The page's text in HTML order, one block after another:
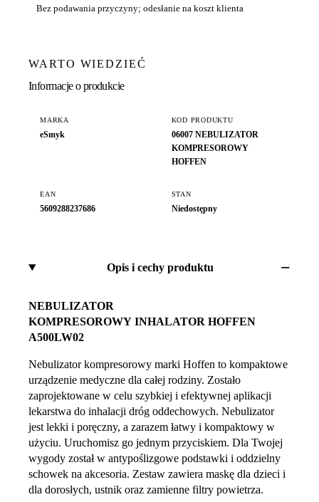
Bez podawania przyczyny; odesłanie na koszt klienta
WARTO WIEDZIEĆ
Informacje o produkcie
MARKA
eSmyk
KOD PRODUKTU
06007 NEBULIZATOR
KOMPRESOROWY
HOFFEN
EAN
5609288237686
STAN
Niedostępny
Opis i cechy produktu
NEBULIZATOR
KOMPRESOROWY INHALATOR HOFFEN
A500LW02
Nebulizator kompresorowy marki Hoffen to kompaktowe
urządzenie medyczne dla całej rodziny. Zostało
zaprojektowane w celu szybkiej i efektywnej aplikacji
lekarstwa do inhalacji dróg oddechowych. Nebulizator
jest lekki i poręczny, a zarazem łatwy i kompaktowy w
użyciu. Uruchomisz go jednym przyciskiem. Dla Twojej
wygody został w antypoślizgowe podstawki i oddzielny
schowek na akcesoria. Zestaw zawiera maskę dla dzieci i
dla dorosłych, ustnik oraz zamienne filtry powietrza.